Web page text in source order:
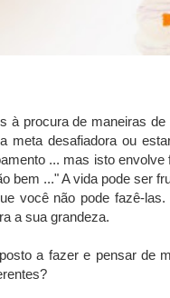
à procura de maneiras
meta desafiadora ou
... mas isto
bem ..." A vida pode ser
você não pode fazê-las.
a sua grandeza.
a fazer e pensar de